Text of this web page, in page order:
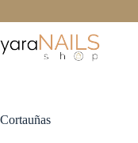
al
contenido
Cortauñas